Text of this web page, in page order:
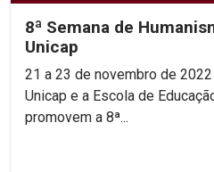
8ª Semana de
Unicap
21 a 23 de novembro de 2022 O Instituto Humanitas
Unicap e a Escola de
promovem a 8ª...